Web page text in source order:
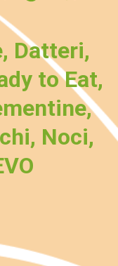
Datteri,
to Eat,
Noci,